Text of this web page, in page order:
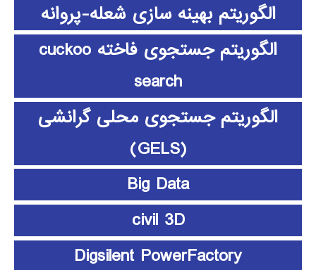
الگوریتم بهینه سازی شعله-پروانه
الگوریتم جستجوی فاخته cuckoo
search
الگوریتم جستجوی محلی گرانشی
(GELS)
Big Data
civil 3D
Digsilent PowerFactory